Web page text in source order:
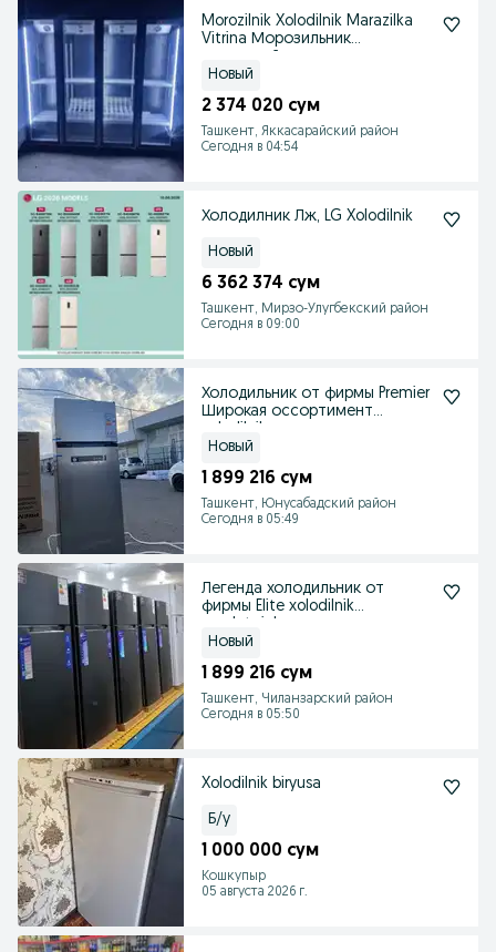
Morozilnik Xolodilnik Marazilka
Vitrina Морозильник
Новый
2 374 020 сум
Ташкент, Яккасарайский район
Сегодня в 04:54
Холодилник Лж, LG Xolodilnik
Новый
6 362 374 сум
Ташкент, Мирзо-Улугбекский район
Сегодня в 09:00
Холодильник от фирмы Premier
Широкая оссортимент
Новый
1 899 216 сум
Ташкент, Юнусабадский район
Сегодня в 05:49
Легенда холодильник от
фирмы Elite xolodilnik
Новый
1 899 216 сум
Ташкент, Чиланзарский район
Сегодня в 05:50
Xolodilnik biryusa
Б/у
1 000 000 сум
Кошкупыр
05 августа 2026 г.